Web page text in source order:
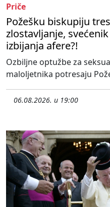
Priče
Požešku biskupiju
zlostavljanje,
izbijanja afere?!
Ozbiljne optužbe za
maloljetnika potresaju
06.08.2026. u 19:00